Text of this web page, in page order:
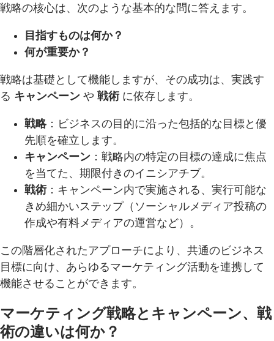
戦略の核心は、次のような基本的な問に答えます。
目指すものは何か？
何が重要か？
戦略は基礎として機能しますが、その成功は、実践す
る キャンペーン や 戦術に依存します。
戦略 ：ビジネスの目的に沿った包括的な目標と優
先順を確立します。
キャンペーン ：戦略内の特定の目標の達成に焦点
を当てた、期限付きのイニシアチブ。
戦術：キャンペーン内で実施される、実行可能な
きめ細かいステップ（ソーシャルメディア投稿の
作成や有料メディアの運営など）。
この階層化されたアプローチにより、共通のビジネス
目標に向け、あらゆるマーケティング活動を連携して
機能させることができます。
マーケティング戦略とキャンペーン、戦
術の違いは何か？